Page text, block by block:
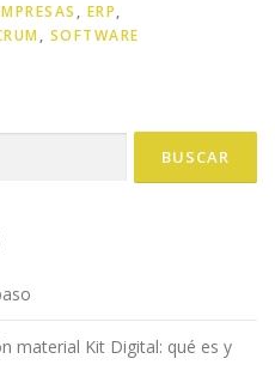
, ERP,
, SOFTWARE
material Kit Digital: qué es y